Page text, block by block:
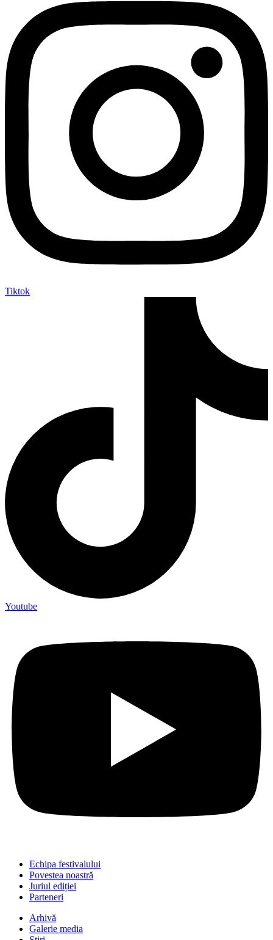
Tiktok
Youtube
Echipa festivalului
Povestea noastră
Juriul ediției
Parteneri
Arhivă
Galerie media